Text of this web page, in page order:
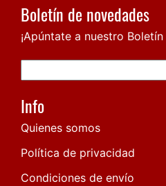
Boletín de novedades
¡Apúntate a nuestro
Info
Quienes somos
Política de privacidad
Condiciones de envío